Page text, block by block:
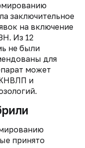
заключительное
на включение
Из 12
не были
для
может
ЖНВЛП и
принято